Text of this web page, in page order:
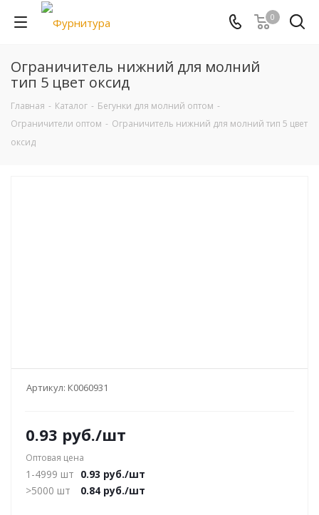
0
Ограничитель нижний для молний
тип 5 цвет оксид
Главная - Каталог - Бегунки для молний оптом -
Ограничители оптом - Ограничитель нижний для молний тип 5 цвет
оксид
Артикул: К0060931
0.93 руб./шт
Оптовая цена
1-4999 шт 0.93 руб./шт
>5000 шт
0.84 руб./шт